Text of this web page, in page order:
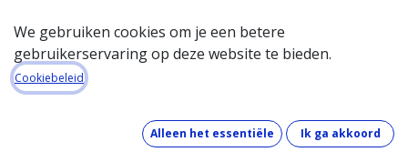
Startpagina
Over de databank
Wat kost de databank?
Hoe werkt de databank?
We gebruiken cookies om je een betere
gebruikerservaring op deze website te bieden.
Cookiebeleid
Alleen het essentiële Ik ga akkoord